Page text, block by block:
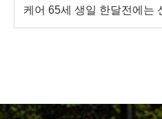
케어 65세 생일 한달전에는